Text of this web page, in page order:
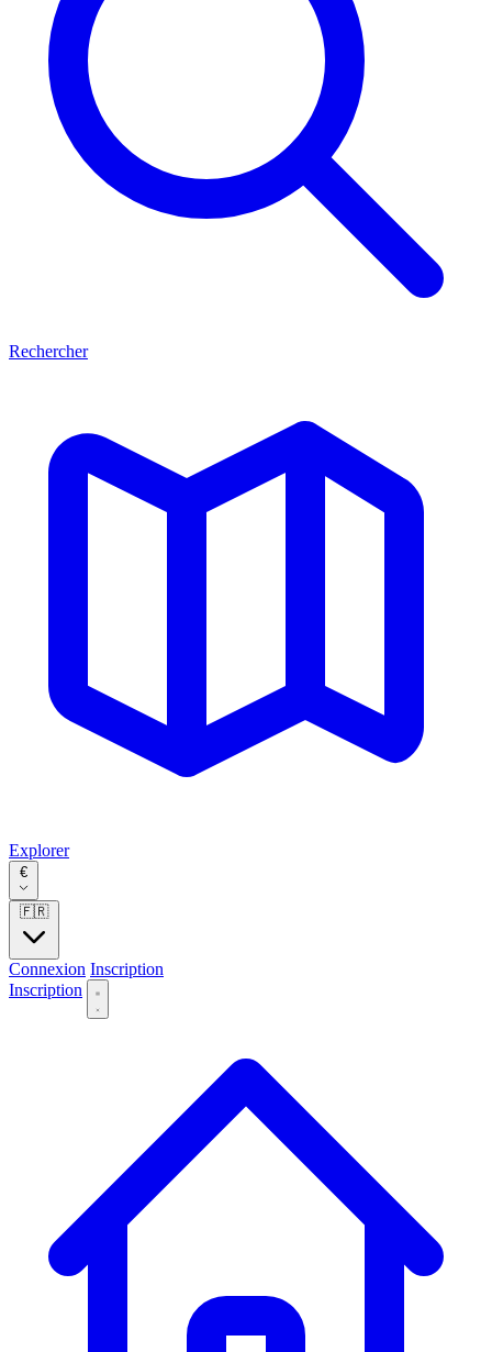
Rechercher
Explorer
€
🇫🇷
Connexion Inscription
Inscription